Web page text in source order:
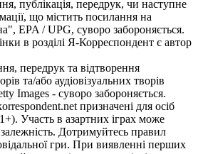
публікація, передрук, чи наступне
що містить посилання на
EPA / UPG, суворо забороняється.
в розділі Я-Корреспондент є автор
передрук та відтворення
та/або аудіовізуальних творів
Images - суворо забороняється.
призначені для осіб
Участь в азартних іграх може
Дотримуйтесь правил
гри. При виявленні перших